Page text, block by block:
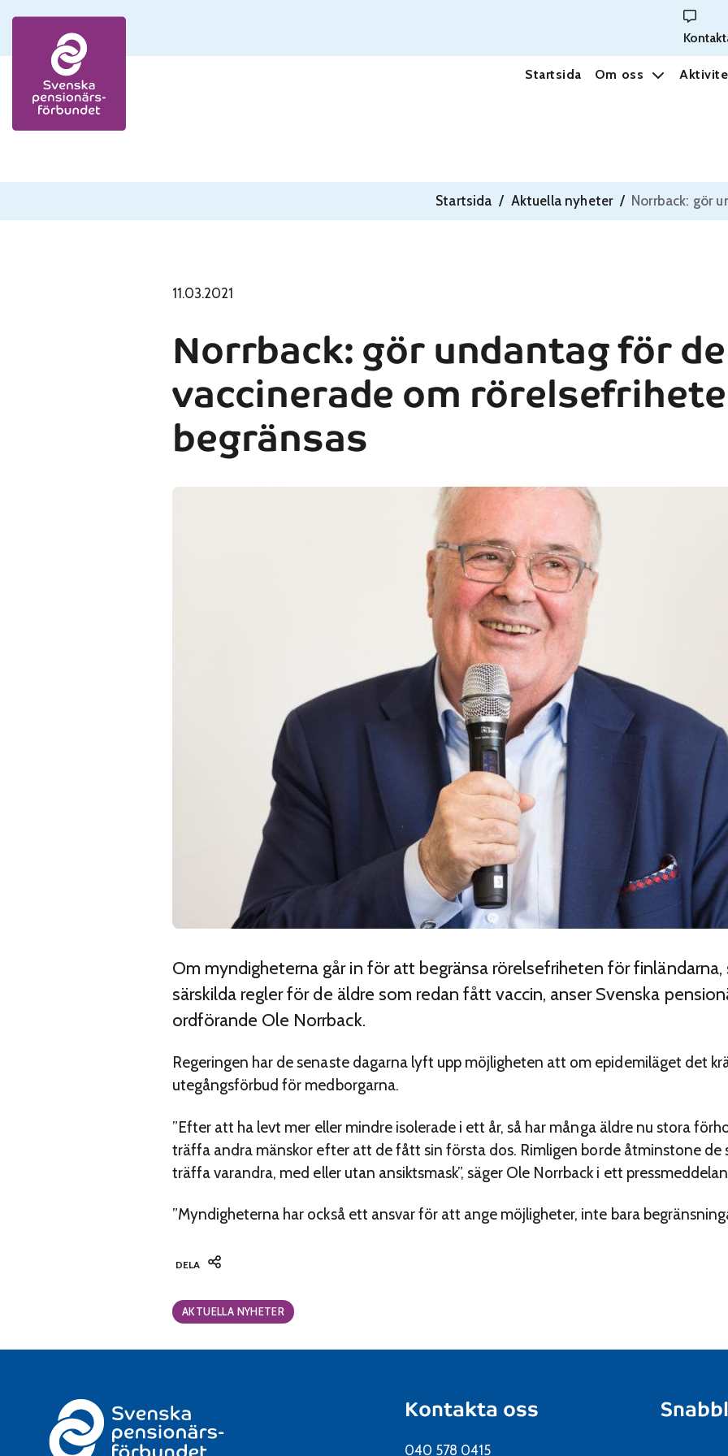
Skip to content
Startsida Om oss
Startsida / Aktuella nyheter / Norrback: gör
11.03.2021
Norrback: gör undantag för de
vaccinerade om
begränsas
Om myndigheterna går in för att begränsa rörelsefriheten för finländarna,
särskilda regler för de äldre som redan fått vaccin, anser Svenska
ordförande Ole Norrback.
Regeringen har de senaste dagarna lyft upp möjligheten att om epidemiläget det
utegångsförbud för medborgarna.
”Efter att ha levt mer eller mindre isolerade i ett år, så har många äldre nu stora
träffa andra mänskor efter att de fått sin första dos. Rimligen borde åtminstone de
träffa varandra, med eller utan ansiktsmask”, säger Ole Norrback i ett
”Myndigheterna har också ett ansvar för att ange möjligheter, inte bara
DELA
AKTUELLA NYHETER
Kontakta oss
040 578 0415